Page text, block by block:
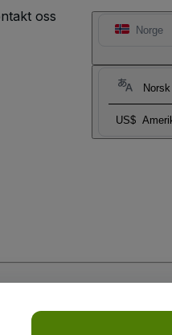
Norge
Norsk
US$
oss
ogRetningslinjer for